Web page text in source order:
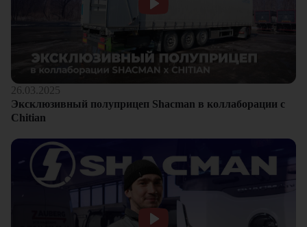
26.03.2025
Эксклюзивный полуприцеп Shacman в коллаборации с
Chitian